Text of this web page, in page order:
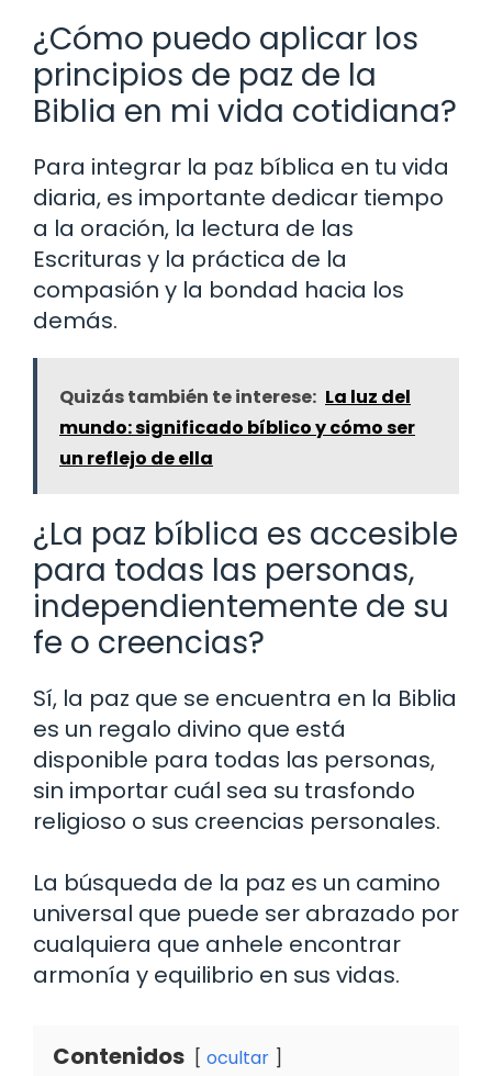
¿Cómo puedo aplicar los
principios de paz de la
Biblia en mi vida cotidiana?
Para integrar la paz bíblica en tu vida
diaria, es importante dedicar tiempo
a la oración, la lectura de las
Escrituras y la práctica de la
compasión y la bondad hacia los
demás.
Quizás también te interese: La luz del
mundo: significado bíblico y cómo ser
un reflejo de ella
¿La paz bíblica es accesible
para todas las personas,
independientemente de su
fe o creencias?
Sí, la paz que se encuentra en la Biblia
es un regalo divino que está
disponible para todas las personas,
sin importar cuál sea su trasfondo
religioso o sus creencias personales.
La búsqueda de la paz es un camino
universal que puede ser abrazado por
cualquiera que anhele encontrar
armonía y equilibrio en sus vidas.
Contenidos ocultar